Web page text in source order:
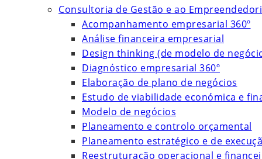
Consultoria de Gestão e ao
Acompanhamento empresarial 360º
Análise financeira empresarial
Design thinking (de modelo de
Diagnóstico empresarial 360º
Elaboração de plano de negócios
Estudo de viabilidade económica e
Modelo de negócios
Planeamento e controlo orçamental
Planeamento estratégico e de
Reestruturação operacional e